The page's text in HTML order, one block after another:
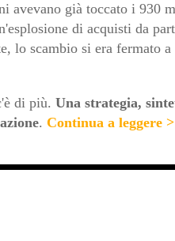
avevano già toccato i 930
di acquisti da
lo scambio si era fermato
di più. Una strategia,
. Continua a leggere >